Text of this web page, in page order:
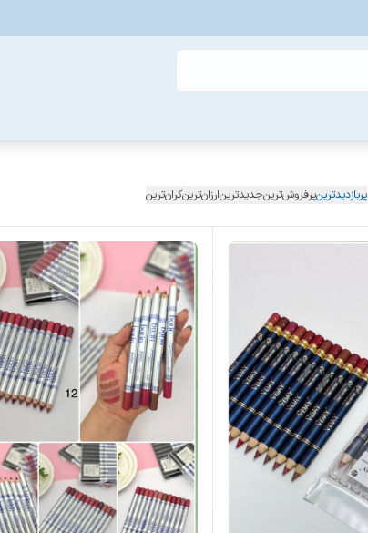
پربازدیدترینپرفروش‌ترینجدیدترینارزان‌ترینگران‌ترین